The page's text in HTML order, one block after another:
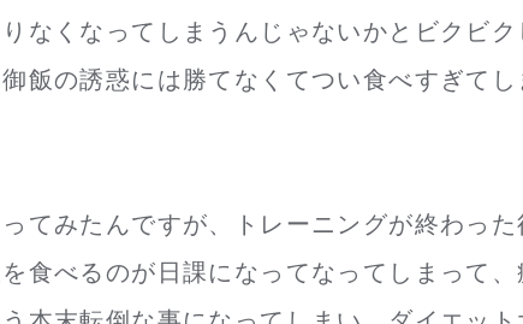
なくなってしまうんじゃないかとビクビク
飯の誘惑には勝てなくてつい食べすぎてし
てみたんですが、トレーニングが終わった
食べるのが日課になってなってしまって、